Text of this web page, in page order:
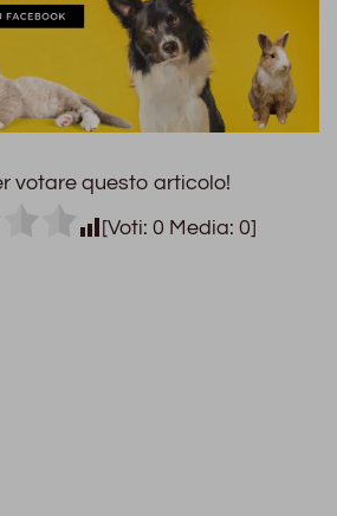
votare questo articolo!
[Voti: 0 Media: 0]